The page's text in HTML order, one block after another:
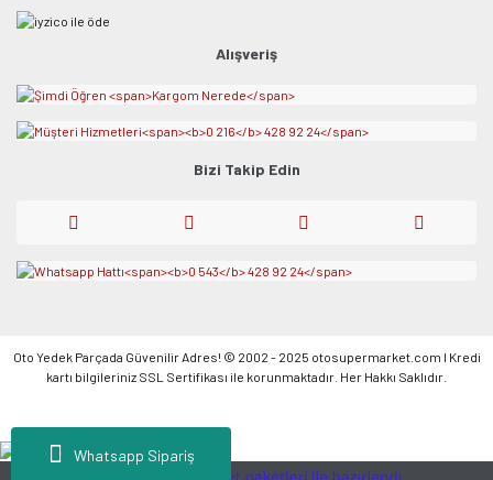
Whatsapp Sipariş
Alışveriş
Bizi Takip Edin
Oto Yedek Parçada Güvenilir Adres! © 2002 - 2025 otosupermarket.com l Kredi
kartı bilgileriniz SSL Sertifikası ile korunmaktadır. Her Hakkı Saklıdır.